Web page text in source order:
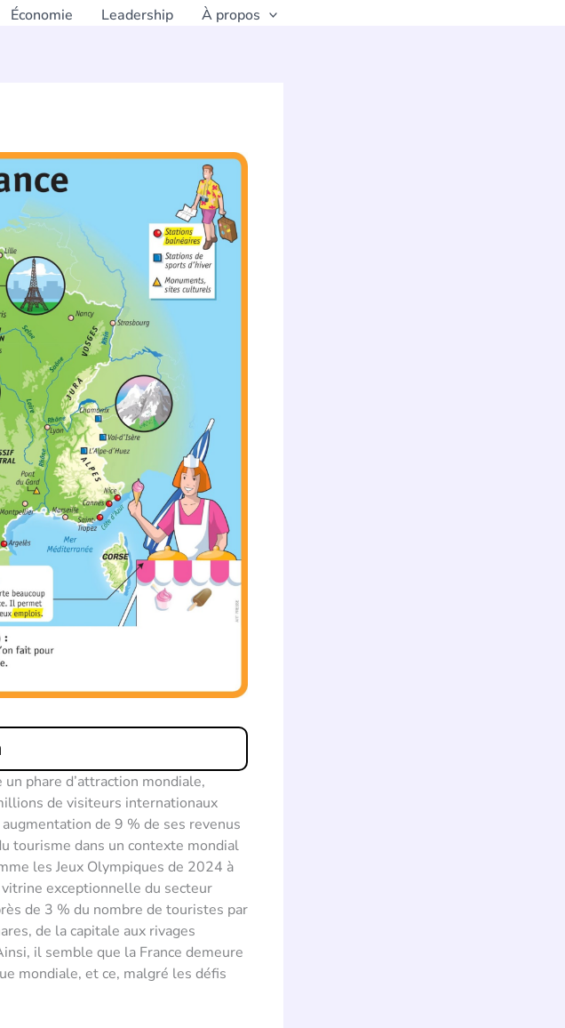
Économie Leadership À propos
phare d’attraction mondiale,
de visiteurs internationaux
de 9 % de ses revenus
tourisme dans un contexte mondial
les Jeux Olympiques de 2024 à
exceptionnelle du secteur
de 3 % du nombre de touristes par
de la capitale aux rivages
il semble que la France demeure
mondiale, et ce, malgré les défis